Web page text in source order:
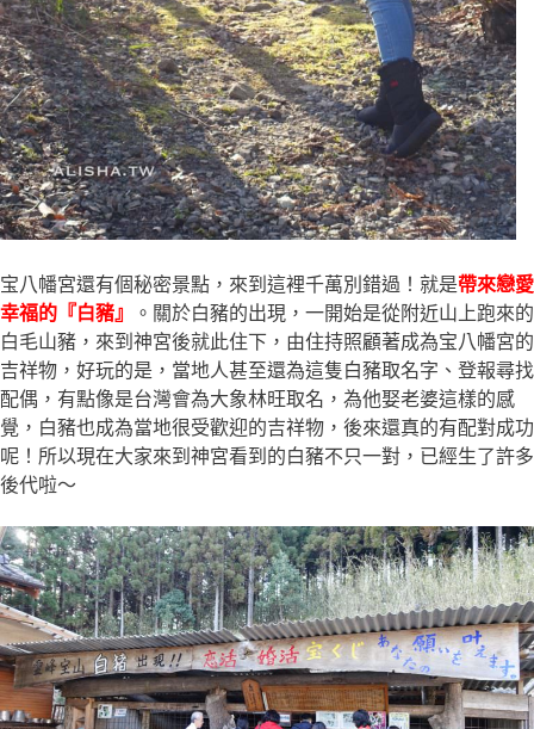
宝八幡宮還有個秘密景點，來到這裡千萬別錯過！就是帶來戀愛
幸福的『白豬』
。關於白豬的出現，一開始是從附近山上跑來的
白毛山豬，來到神宮後就此住下，由住持照顧著成為宝八幡宮的
吉祥物，好玩的是，當地人甚至還為這隻白豬取名字、登報尋找
配偶，有點像是台灣會為大象林旺取名，為他娶老婆這樣的感
覺，白豬也成為當地很受歡迎的吉祥物，後來還真的有配對成功
呢！所以現在大家來到神宮看到的白豬不只一對，已經生了許多
後代啦～